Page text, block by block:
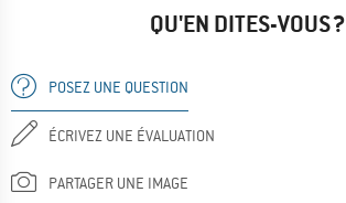
QU'EN DITES-VOUS ?
POSEZ UNE QUESTION
ÉCRIVEZ UNE ÉVALUATION
PARTAGER UNE IMAGE